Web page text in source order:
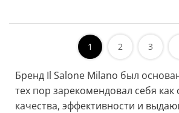
1 2 3
Бренд Il Salone Milano был
тех пор зарекомендовал себя как
качества, эффективности и